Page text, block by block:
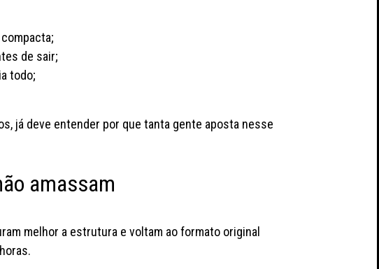
de sair;
todo;
já deve entender por que tanta gente aposta nesse
amassam
melhor a estrutura e voltam ao formato original